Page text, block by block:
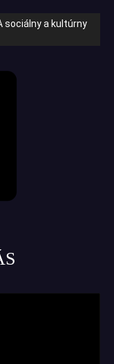
sociálny a kultúrny